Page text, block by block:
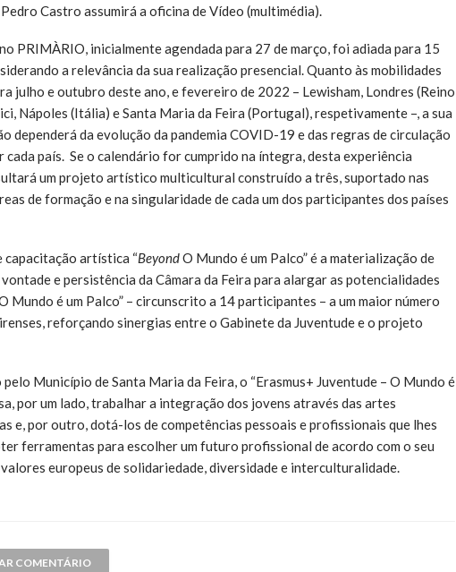
Castro assumirá a oficina de Vídeo (multimédia).
PRIMÀRIO, inicialmente agendada para 27 de março, foi adiada para 15
a relevância da sua realização presencial. Quanto às mobilidades
julho e outubro deste ano, e fevereiro de 2022 – Lewisham, Londres (Reino
Nápoles (Itália) e Santa Maria da Feira (Portugal), respetivamente –, a sua
dependerá da evolução da pandemia COVID-19 e das regras de circulação
cada país. Se o calendário for cumprido na íntegra, desta experiência
um projeto artístico multicultural construído a três, suportado nas
de formação e na singularidade de cada um dos participantes dos países
capacitação artística “BeyondO Mundo é um Palco” é a materialização de
vontade e persistência da Câmara da Feira para alargar as potencialidades
Mundo é um Palco” – circunscrito a 14 participantes – a um maior número
reforçando sinergias entre o Gabinete da Juventude e o projeto
Município de Santa Maria da Feira, o “Erasmus+ Juventude – O Mundo é
por um lado, trabalhar a integração dos jovens através das artes
e, por outro, dotá-los de competências pessoais e profissionais que lhes
ferramentas para escolher um futuro profissional de acordo com o seu
europeus de solidariedade, diversidade e interculturalidade.
COMENTÁRIO